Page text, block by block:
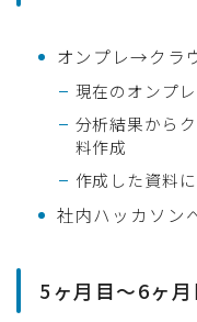
オンプレ→クラ
現在のオンプ
分析結果から
料作成
作成した資料
社内ハッカソン
5ヶ月目〜6ヶ月